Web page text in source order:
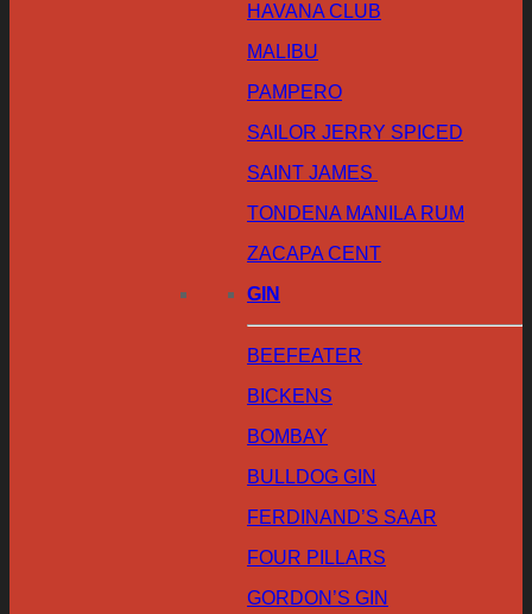
HAVANA CLUB
MALIBU
PAMPERO
SAILOR JERRY SPICED
SAINT JAMES
TONDENA MANILA RUM
ZACAPA CENT
GIN
BEEFEATER
BICKENS
BOMBAY
BULLDOG GIN
FERDINAND’S SAAR
FOUR PILLARS
GORDON’S GIN